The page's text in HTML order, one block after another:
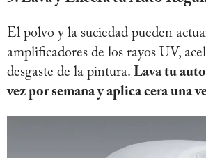
El polvo y la suciedad pueden
amplificadores de los rayos UV,
desgaste de la pintura. Lava tu
vez por semana y aplica cera una